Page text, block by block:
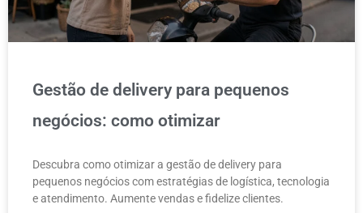
Gestão de delivery para pequenos
negócios: como otimizar
Descubra como otimizar a gestão de delivery para
pequenos negócios com estratégias de logística, tecnologia
e atendimento. Aumente vendas e fidelize clientes.